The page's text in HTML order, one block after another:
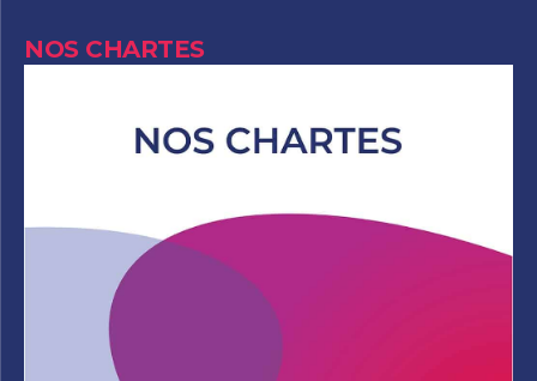
NOS CHARTES